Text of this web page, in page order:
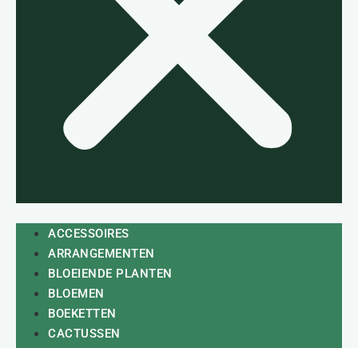
ACCESSOIRES
ARRANGEMENTEN
BLOEIENDE PLANTEN
BLOEMEN
BOEKETTEN
CACTUSSEN